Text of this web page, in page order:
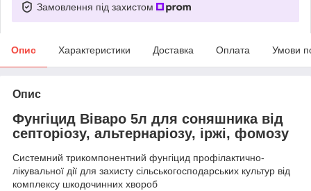
Замовлення під захистом
Опис Характеристики Доставка Оплата Умови
Опис
Фунгіцид Віваро 5л для соняшника від
септоріозу, альтернаріозу, іржі, фомозу
Системний трикомпонентний фунгіцид профілактично-
лікувальної дії для захисту сільськогосподарських культур від
комплексу шкодочинних хвороб